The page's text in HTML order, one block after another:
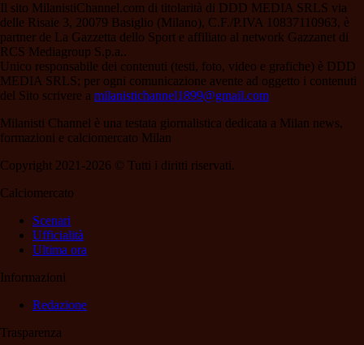
Il sito MilanistiChannel.com di titolarità di DDD MEDIA SRLS via
delle Risaie 3, 20079 Basiglio (Milano), C.F./P.IVA 10837110963, è
partner de La Gazzetta dello Sport e affiliato al network Gazzanet di
RCS Mediagroup S.p.a..
Unico responsabile dei contenuti (testi, foto, video e grafiche) è DDD
MEDIA SRLS; per ogni comunicazione avente ad oggetto i contenuti
del Sito scrivere a milanistichannel1899@gmail.com
Milanisti Channel è una testata giornalistica dedicata a Milan news,
formazioni e calciomercato Milan
Copyright 2021-2026 © Tutti i diritti riservati.
Calciomercato
Scenari
Ufficialità
Ultima ora
Informazioni
Redazione
Trasparenza